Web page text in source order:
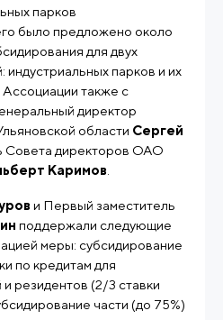
парков
было предложено около
для двух
индустриальных парков и их
также с
директор
области Сергей
Совета директоров ОАО
Каримов
и Первый заместитель
поддержали следующие
меры: субсидирование
по кредитам для
резидентов (2/3 ставки
части (до 75%)